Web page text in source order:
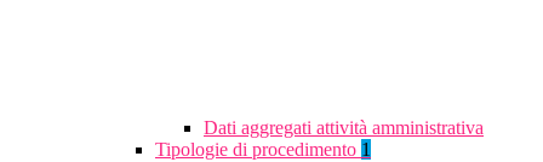
Dati aggregati attività amministrativa
Tipologie di procedimento 1